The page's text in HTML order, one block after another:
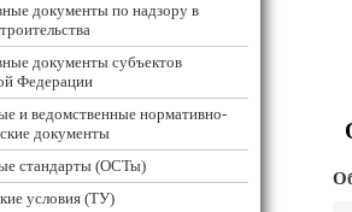
документы по надзору в
документы субъектов
Федерации
и ведомственные нормативно-
документы
стандарты (ОСТы)
условия (ТУ)